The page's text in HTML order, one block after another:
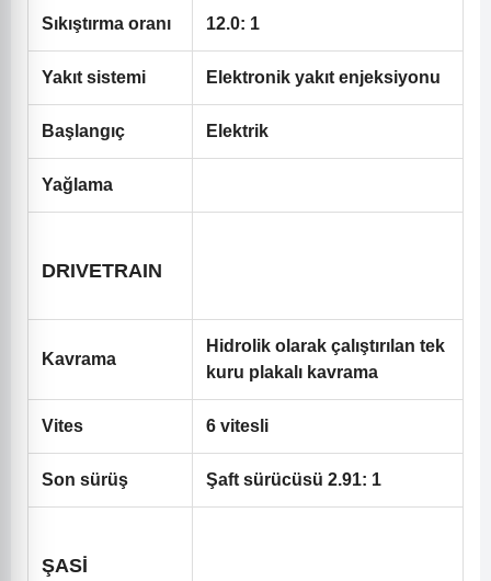
Sıkıştırma oranı 12.0: 1
Yakıt sistemi Elektronik yakıt enjeksiyonu
Başlangıç Elektrik
Yağlama
DRIVETRAIN
Kavrama
Hidrolik olarak çalıştırılan tek
kuru plakalı kavrama
Vites 6 vitesli
Son sürüş Şaft sürücüsü 2.91: 1
ŞASİ